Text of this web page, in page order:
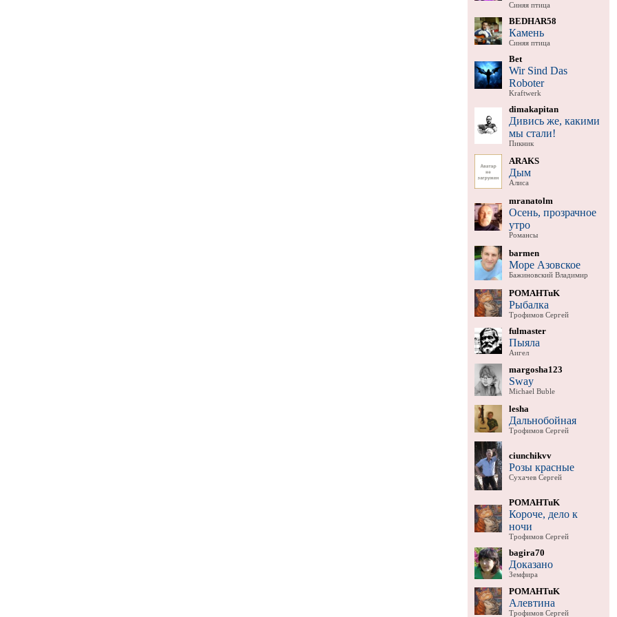
Синяя птица
BEDHAR58
Камень
Синяя птица
Bet
Wir Sind Das
Roboter
Kraftwerk
dimakapitan
Дивись же, какими
мы стали!
Пикник
ARAKS
Дым
Алиса
mranatolm
Осень, прозрачное
утро
Романсы
barmen
Море Азовское
Бажиновский Владимир
POMAHTuK
Рыбалка
Трофимов Сергей
fulmaster
Пыяла
Аигел
margosha123
Sway
Michael Buble
lesha
Дальнобойная
Трофимов Сергей
ciunchikvv
Розы красные
Сухачев Сергей
POMAHTuK
Короче, дело к
ночи
Трофимов Сергей
bagira70
Доказано
Земфира
POMAHTuK
Алевтина
Трофимов Сергей